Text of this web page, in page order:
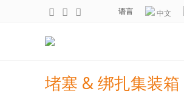
语言 中文
堵塞 & 绑扎集装箱